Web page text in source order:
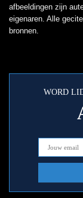
afbeeldingen zijn
eigenaren. Alle
bronnen.
WORD